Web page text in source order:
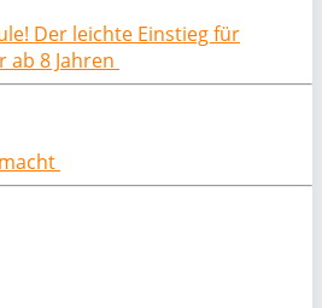
Der leichte Einstieg für
ab 8 Jahren